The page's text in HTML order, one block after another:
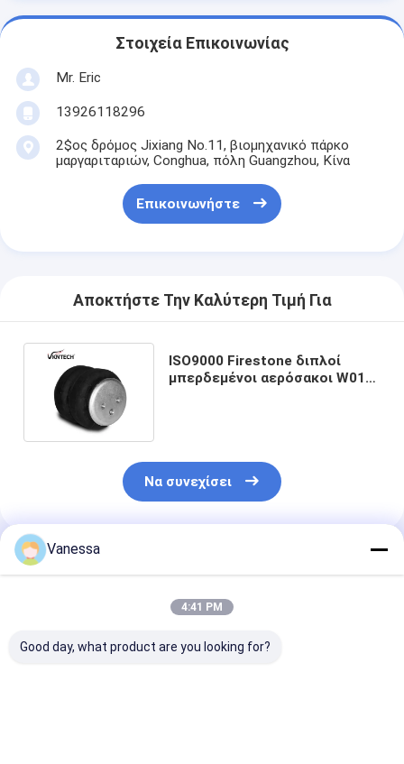
Στοιχεία Επικοινωνίας
Mr. Eric
13926118296
2$ος δρόμος Jixiang No.11, βιομηχανικό πάρκο
μαργαριταριών, Conghua, πόλη Guangzhou, Κίνα
Επικοινωνήστε
Αποκτήστε Την Καλύτερη Τιμή Για
ISO9000 Firestone διπλοί
μπερδεμένοι αερόσακοι W01-
Να συνεχίσει
Συνιστώμενα Προϊόντα
Vanessa
4:41 PM
Good day, what product are you looking for?